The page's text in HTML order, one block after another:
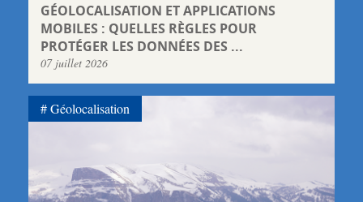
GÉOLOCALISATION ET APPLICATIONS
MOBILES : QUELLES RÈGLES POUR
PROTÉGER LES DONNÉES DES ...
07 juillet 2026
Géolocalisation